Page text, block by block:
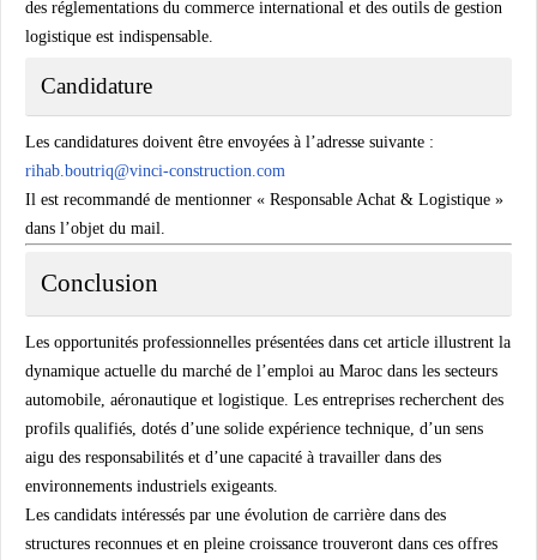
des réglementations du commerce international et des outils de gestion
logistique est indispensable.
Candidature
Les candidatures doivent être envoyées à l’adresse suivante :
rihab.boutriq@vinci-construction.com
Il est recommandé de mentionner « Responsable Achat & Logistique »
dans l’objet du mail.
Conclusion
Les opportunités professionnelles présentées dans cet article illustrent la
dynamique actuelle du marché de l’emploi au Maroc dans les secteurs
automobile, aéronautique et logistique. Les entreprises recherchent des
profils qualifiés, dotés d’une solide expérience technique, d’un sens
aigu des responsabilités et d’une capacité à travailler dans des
environnements industriels exigeants.
Les candidats intéressés par une évolution de carrière dans des
structures reconnues et en pleine croissance trouveront dans ces offres